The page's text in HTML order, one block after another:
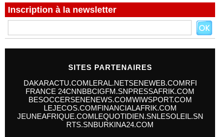
Inscription à la newsletter
SITES PARTENAIRES
DAKARACTU.COMLERAL.NETSENEWEB.COMRFI
FRANCE 24CNNBBCIGFM.SNPRESSAFRIK.COM
BESOCCERSENENEWS.COMWIWSPORT.COM
LEJECOS.COMFINANCIALAFRIK.COM
JEUNEAFRIQUE.COMLEQUOTIDIEN.SNLESOLEIL.SN
RTS.SNBURKINA24.COM